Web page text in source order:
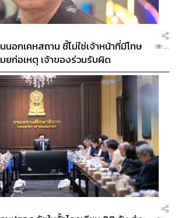
อกเคหสถาน ชี้ไม่ใช่เจ้าหน้าที่มีโทษ
ยก่อเหตุ เจ้าของร่วมรับผิด
...